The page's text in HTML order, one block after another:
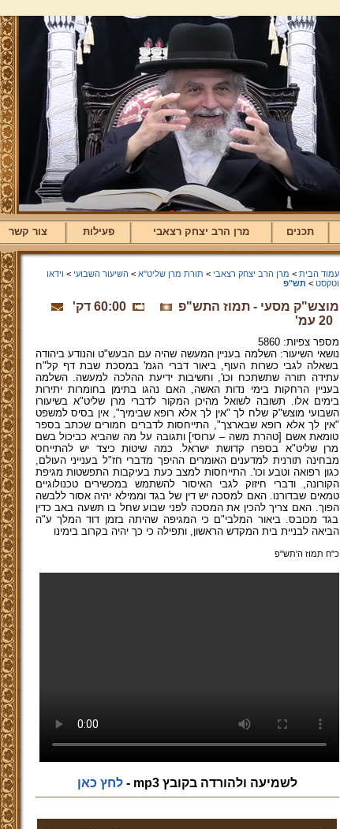
תכנים מרן הרב יצחק רצאבי פעילות צור קשר
עמוד הבית > מרן הרב יצחק רצאבי > תורת מרן שליט"א > השיעור השבועי > וידאו
וטקסט > תש"פ
מוצש"ק מסעי - תמוז התש"פ
60:00 דק'
20 עמ'
מספר צפיות: 5860
נושאי השיעור: השלמה בעניין המעשה שהיה עם הבעש"ט והנודע ביהודה
בשאלה לגבי כשרות העוף, ביאור דברי הגמ' במסכת שבת דף קל"ח
עתידה תורה שתשתכח וכו', וחשיבות ידיעת ההלכה למעשה. השלמה
בעניין הרחקות בימי נדות האשה, האם נהגו בתימן בחומרות יתירות
בימים אלו. תשובה לשואל מהיכן המקור לדברי מרן שליט"א בשיעורו
השבועי מוצש"ק שלח לך "אין לך אלא רופא שבימיך", אין בסיס למשפט
"אין לך אלא רופא שבארצך", התייחסות לדברים חמורים שכתב בספר
טומאת אשם [טהרת משה – ערוסי] ותגובה על מה שהביא כביכול בשם
מרן שליט"א בספרו קדושת ישראל. כמה שיטות כיצד יש להתייחס
מבחינה תורנית למדענים האומרים ההיפך מדברי חז"ל בענייני העולם,
כגון רפואה וטבע וכו'. התייחסות למצב כעת בעיקבות התפשטות מגיפת
הקורונה, ודברי חיזוק לגבי האיסור להשתמש במכשירים טכנולוגיים
טמאים שבדורנו. האם למסכה יש דין של בגד וממילא יהיה אסור ללבשה
הפוך. האם צריך להכין את המסכה לפני שבוע שחל בו תשעה באב כדין
בגד מכובס. ביאור המלבי"ם כי המגיפה שהיתה בזמן דוד המלך ע"ה
הביאה לבניית בית המקדש הראשון, ותפילה כי כך יהיה בקרוב בימינו
כ"ח תמוז ה'תש"פ
לשמיעה ולהורדה בקובץ mp3 - לחץ כאן